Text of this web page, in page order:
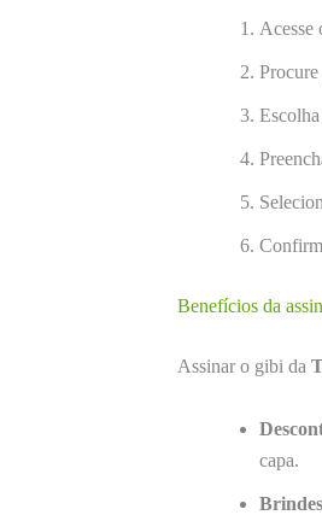
Acesse
Procure
Benefícios da
Assinar o gibi da
capa.